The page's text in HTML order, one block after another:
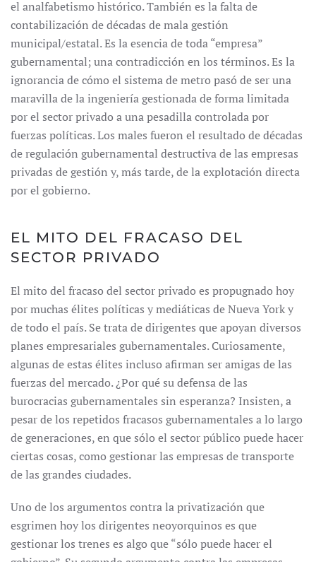
el analfabetismo histórico. También es la falta de
contabilización de décadas de mala gestión
municipal/estatal. Es la esencia de toda “empresa”
gubernamental; una contradicción en los términos. Es la
ignorancia de cómo el sistema de metro pasó de ser una
maravilla de la ingeniería gestionada de forma limitada
por el sector privado a una pesadilla controlada por
fuerzas políticas. Los males fueron el resultado de décadas
de regulación gubernamental destructiva de las empresas
privadas de gestión y, más tarde, de la explotación directa
por el gobierno.
EL MITO DEL FRACASO DEL
SECTOR PRIVADO
El mito del fracaso del sector privado es propugnado hoy
por muchas élites políticas y mediáticas de Nueva York y
de todo el país. Se trata de dirigentes que apoyan diversos
planes empresariales gubernamentales. Curiosamente,
algunas de estas élites incluso afirman ser amigas de las
fuerzas del mercado. ¿Por qué su defensa de las
burocracias gubernamentales sin esperanza? Insisten, a
pesar de los repetidos fracasos gubernamentales a lo largo
de generaciones, en que sólo el sector público puede hacer
ciertas cosas, como gestionar las empresas de transporte
de las grandes ciudades.
Uno de los argumentos contra la privatización que
esgrimen hoy los dirigentes neoyorquinos es que
gestionar los trenes es algo que “sólo puede hacer el